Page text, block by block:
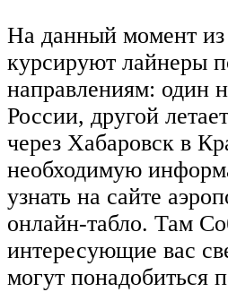
На данный момент из
курсируют лайнеры
направлениям: один
России, другой
через Хабаровск в
необходимую
узнать на сайте
онлайн-табло. Там
интересующие вас
могут понадобиться